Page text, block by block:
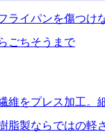
ライパンを傷つけ
ごちそうまで
維をプレス加工。
脂製ならではの軽